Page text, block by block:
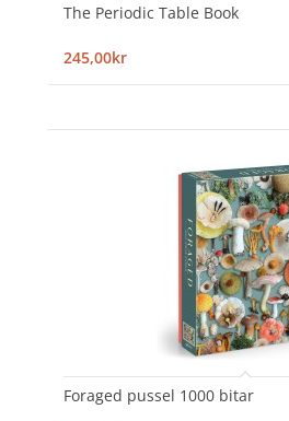
The Periodic Table Book
245,00kr
Foraged pussel 1000 bitar